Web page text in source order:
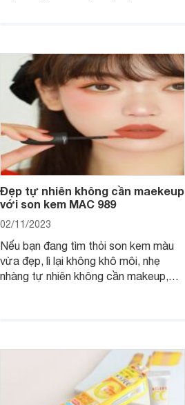
Đẹp tự nhiên không cần maekeup
với son kem MAC 989
02/11/2023
Nếu bạn đang tìm thỏi son kem màu
vừa đẹp, lì lại không khô môi, nhẹ
nhàng tự nhiên không cần makeup,